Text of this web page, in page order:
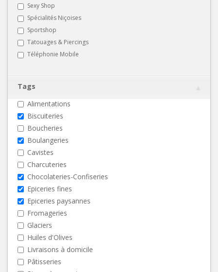
Sexy Shop
Spécialités Niçoises
Sportshop
Tatouages & Piercings
Téléphonie Mobile
Tags
Alimentations
Biscuiteries
Boucheries
Boulangeries
Cavistes
Charcuteries
Chocolateries-Confiseries
Epiceries fines
Epiceries paysannes
Fromageries
Glaciers
Huiles d'Olives
Livraisons à domicile
Pâtisseries